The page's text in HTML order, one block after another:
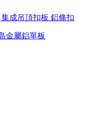
集成吊頂扣板 鋁條扣
金屬鋁單板